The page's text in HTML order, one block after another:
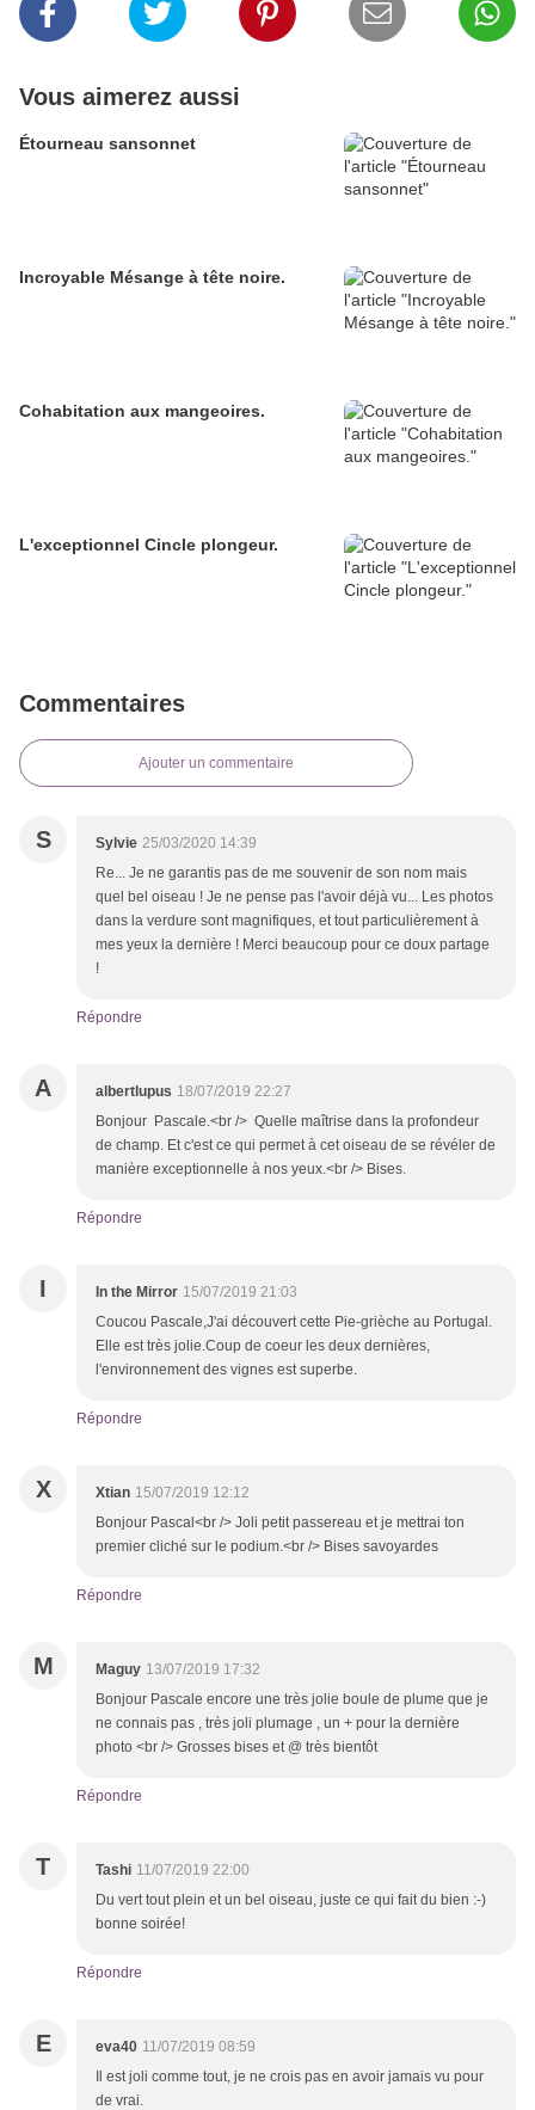
Vous aimerez aussi
Étourneau sansonnet
Incroyable Mésange à tête noire.
Cohabitation aux mangeoires.
L'exceptionnel Cincle plongeur.
Commentaires
Ajouter un commentaire
S Sylvie 25/03/2020 14:39
Re... Je ne garantis pas de me souvenir de son nom mais
quel bel oiseau ! Je ne pense pas l'avoir déjà vu... Les photos
dans la verdure sont magnifiques, et tout particulièrement à
mes yeux la dernière ! Merci beaucoup pour ce doux partage
!
Répondre
A albertlupus 18/07/2019 22:27
Bonjour Pascale.<br /> Quelle maîtrise dans la profondeur
de champ. Et c'est ce qui permet à cet oiseau de se révéler de
manière exceptionnelle à nos yeux.<br /> Bises.
Répondre
I In the Mirror 15/07/2019 21:03
Coucou Pascale,J'ai découvert cette Pie-grièche au Portugal.
Elle est très jolie.Coup de coeur les deux dernières,
l'environnement des vignes est superbe.
Répondre
X Xtian 15/07/2019 12:12
Bonjour Pascal<br /> Joli petit passereau et je mettrai ton
premier cliché sur le podium.<br /> Bises savoyardes
Répondre
M Maguy 13/07/2019 17:32
Bonjour Pascale encore une très jolie boule de plume que je
ne connais pas , très joli plumage , un + pour la dernière
photo <br /> Grosses bises et @ très bientôt
Répondre
T Tashi 11/07/2019 22:00
Du vert tout plein et un bel oiseau, juste ce qui fait du bien :-)
bonne soirée!
Répondre
E eva40 11/07/2019 08:59
Il est joli comme tout, je ne crois pas en avoir jamais vu pour
de vrai.